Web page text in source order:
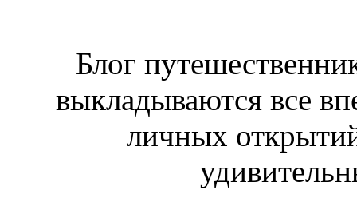
Блог
выкладываются все
личных